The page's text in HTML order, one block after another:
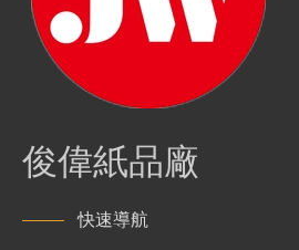
​俊偉紙品廠
快速導航